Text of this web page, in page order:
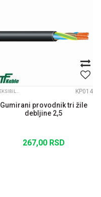
FLEKSIBILNI KABLOVI KP014
Gumirani provodnik tri žile
debljine 2,5
267,00 RSD